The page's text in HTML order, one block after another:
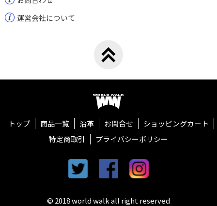
運営会社について
トップ 商品一覧 沿革 お問合せ
ショッピングカート
特定商取引
プライバシーポリシー
twitter facebook
© 2018 world walk all right reserved